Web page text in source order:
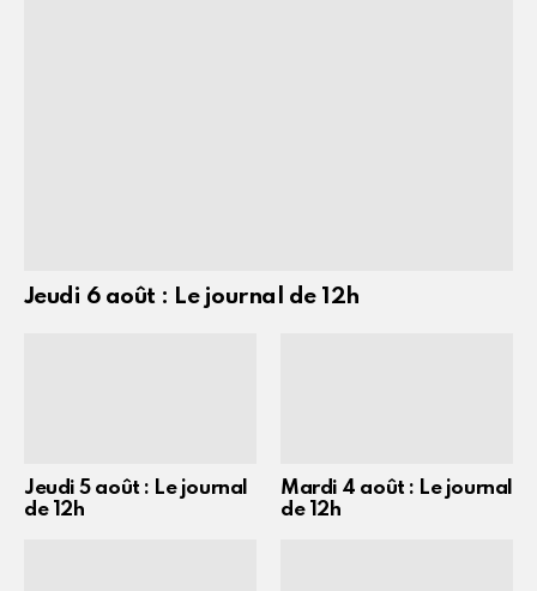
Jeudi 6 août : Le journal de 12h
Jeudi 5 août : Le journal
de 12h
Mardi 4 août : Le journal
de 12h